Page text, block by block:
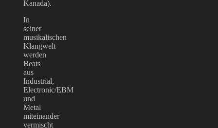
Kanada).
In
seiner
musikalischen
Klangwelt
werden
Beats
aus
Industrial,
Electronic/EBM
und
Metal
miteinander
vermischt